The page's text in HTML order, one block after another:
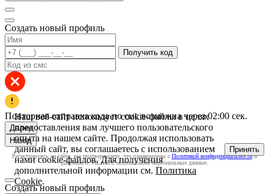
Создать новый профиль
Получить код
Повторная отправка кода по смс возможна через02:00 сек.
Далее
Назад
Регистрируясь на сайте, вы подтверждаете, что ознакомлены с Политикой конфиденциальностии
разрешаете VILATTE использовать персональные данные.
Создать новый профиль
Наш веб-сайт использует cookie-файлы в целях
предоставления вам лучшего пользовательского
опыта на нашем сайте. Продолжая использовать
данный сайт, вы соглашаетесь с использованием
нами cookie-файлов. Для получения
дополнительной информации см.Политика
Cookie.
Принять